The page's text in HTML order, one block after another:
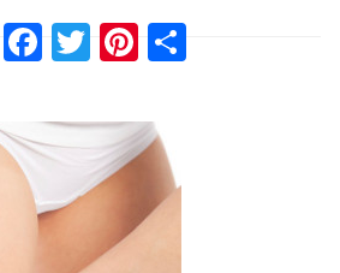
WhatsApp
Facebook
TwitterPinterest